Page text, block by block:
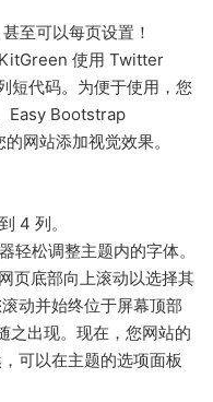
至可以每页设置！
使用 Twitter
短代码。为便于使用，您
Easy Bootstrap
网站添加视觉效果。
4 列。
轻松调整主题内的字体。
页底部向上滚动以选择其
动并始终位于屏幕顶部
之出现。现在，您网站的
可以在主题的选项面板